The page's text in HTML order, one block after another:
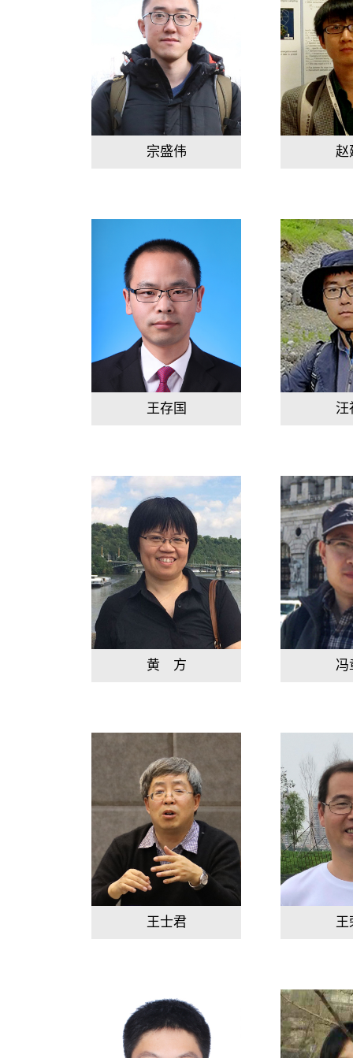
宗盛伟 赵
王存国 汪
黄 方 冯
王士君 王